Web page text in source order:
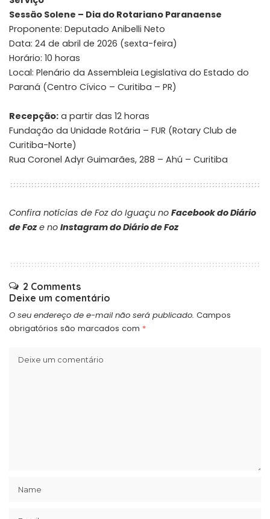
Sessão Solene – Dia do Rotariano Paranaense
Proponente: Deputado Anibelli Neto
Data: 24 de abril de 2026 (sexta-feira)
Horário: 10 horas
Local: Plenário da Assembleia Legislativa do Estado do
Paraná (Centro Cívico – Curitiba – PR)
Recepção: a partir das 12 horas
Fundação da Unidade Rotária – FUR (Rotary Club de
Curitiba-Norte)
Rua Coronel Adyr Guimarães, 288 – Ahú – Curitiba
Confira notícias de Foz do Iguaçu no Facebook do Diário
de Foze no Instagram do Diário de Foz
2 Comments
Deixe um comentário
O seu endereço de e-mail não será publicado. Campos
obrigatórios são marcados com *